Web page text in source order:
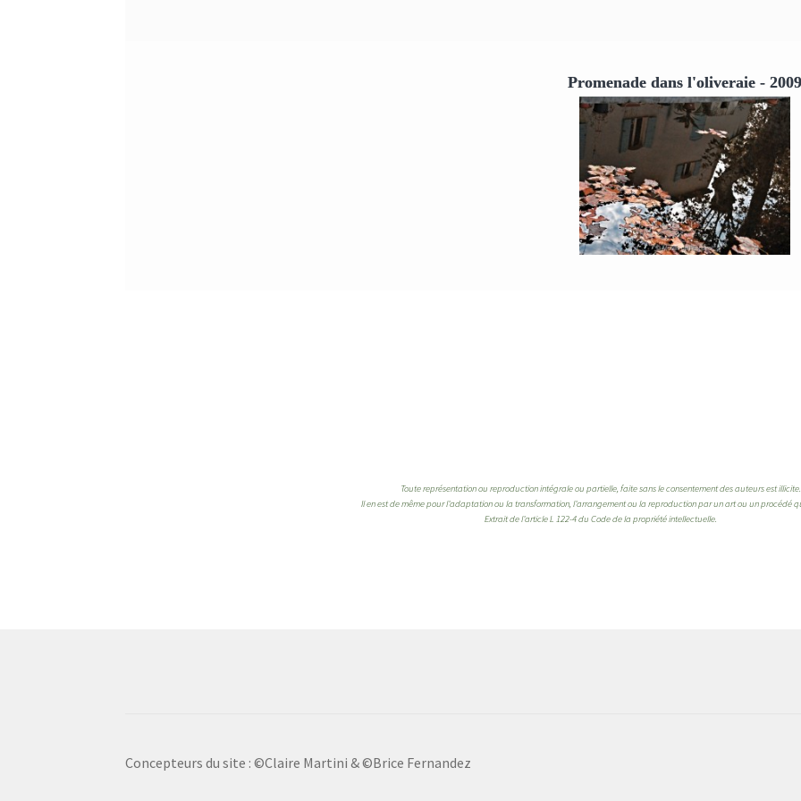
Promenade dans l'oliveraie -
Toute représentation ou reproduction intégrale ou partielle, faite sans le consentement des auteurs est illicite.
Il en est de même pour l’adaptation ou la transformation, l’arrangement ou la reproduction par un art ou un procédé
Extrait de l’article L 122-4 du Code de la propriété intellectuelle.
Concepteurs du site : ©Claire Martini & ©Brice Fernandez